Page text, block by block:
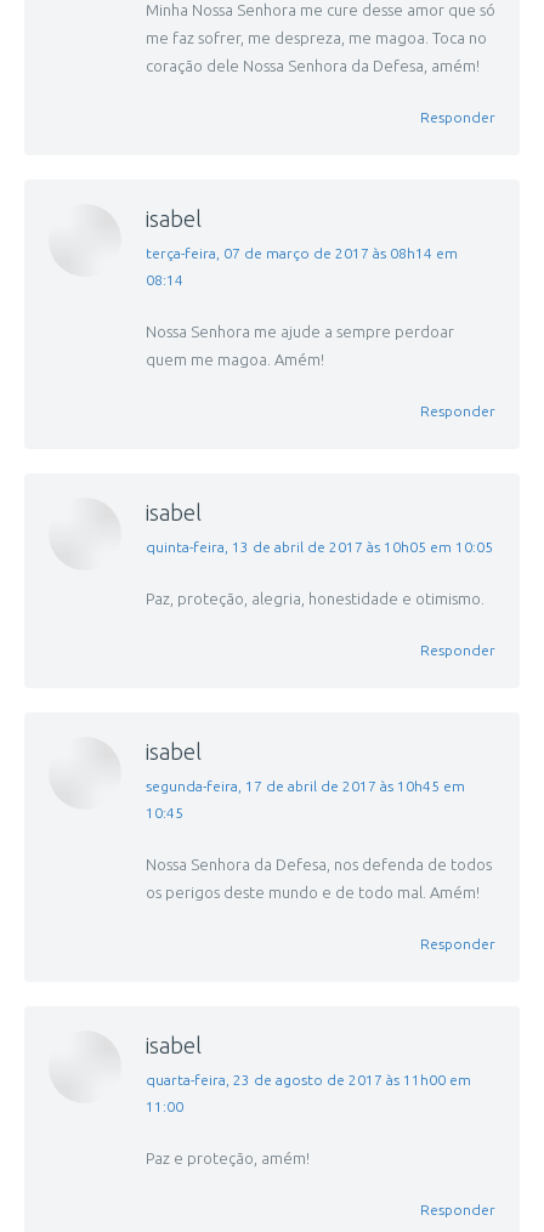
Minha Nossa Senhora me cure desse amor que só
me faz sofrer, me despreza, me magoa. Toca no
coração dele Nossa Senhora da Defesa, amém!
Responder
isabel
disse:
terça-feira, 07 de março de 2017 às 08h14 em
08:14
Nossa Senhora me ajude a sempre perdoar
quem me magoa. Amém!
Responder
isabel
disse:
quinta-feira, 13 de abril de 2017 às 10h05 em 10:05
Paz, proteção, alegria, honestidade e otimismo.
Responder
isabel
disse:
segunda-feira, 17 de abril de 2017 às 10h45 em
10:45
Nossa Senhora da Defesa, nos defenda de todos
os perigos deste mundo e de todo mal. Amém!
Responder
isabel
disse:
quarta-feira, 23 de agosto de 2017 às 11h00 em
11:00
Paz e proteção, amém!
Responder